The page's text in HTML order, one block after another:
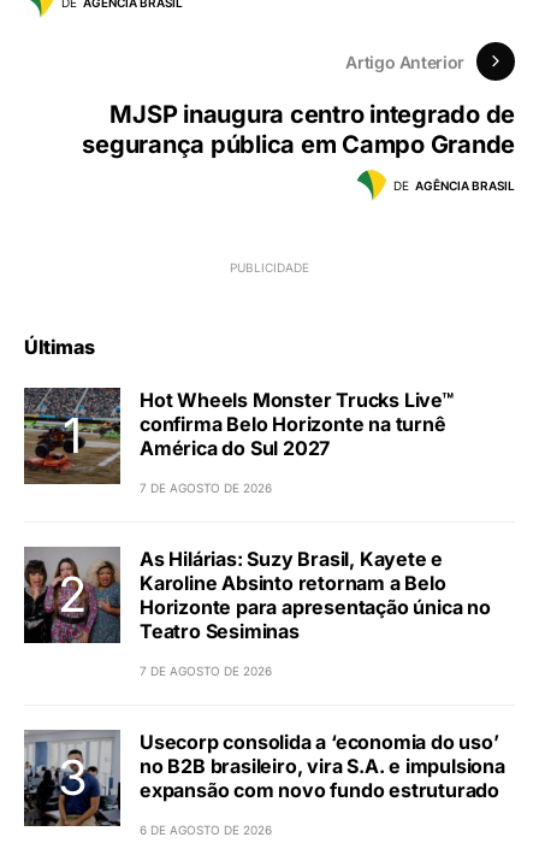
Artigo Anterior
MJSP inaugura centro integrado de
segurança pública em Campo Grande
DE AGÊNCIA BRASIL
Últimas
Hot Wheels Monster Trucks Live™
confirma Belo Horizonte na turnê
América do Sul 2027
7 DE AGOSTO DE 2026
As Hilárias: Suzy Brasil, Kayete e
Karoline Absinto retornam a Belo
Horizonte para apresentação única no
Teatro Sesiminas
7 DE AGOSTO DE 2026
Usecorp consolida a ‘economia do uso’
no B2B brasileiro, vira S.A. e impulsiona
expansão com novo fundo estruturado
6 DE AGOSTO DE 2026